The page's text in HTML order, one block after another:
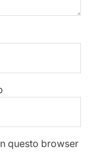
questo browser